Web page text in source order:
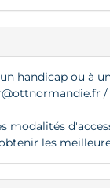
handicap ou à
/
modalités
les